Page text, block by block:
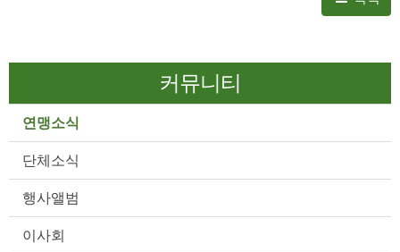
커뮤니티
연맹소식
단체소식
행사앨범
이사회